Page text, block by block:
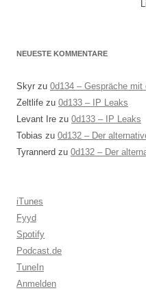
NEUESTE KOMMENTARE
Skyr zu 0d134 – Gespräche mit
Zeltlife zu 0d133 – IP Leaks
Levant Ire zu 0d133 – IP Leaks
Tobias zu 0d132 – Der
Tyrannerd zu 0d132 – Der
iTunes
Fyyd
Spotify
Podcast.de
TuneIn
Anmelden